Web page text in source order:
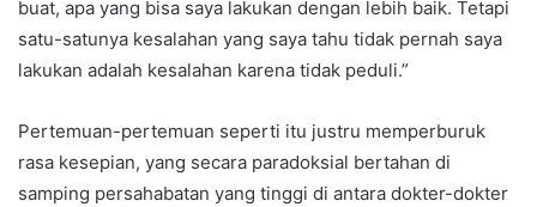
buat, apa yang bisa saya lakukan dengan lebih baik. Tetapi
satu-satunya kesalahan yang saya tahu tidak pernah saya
lakukan adalah kesalahan karena tidak peduli.”
Pertemuan-pertemuan seperti itu justru memperburuk
rasa kesepian, yang secara paradoksial bertahan di
samping persahabatan yang tinggi di antara dokter-dokter